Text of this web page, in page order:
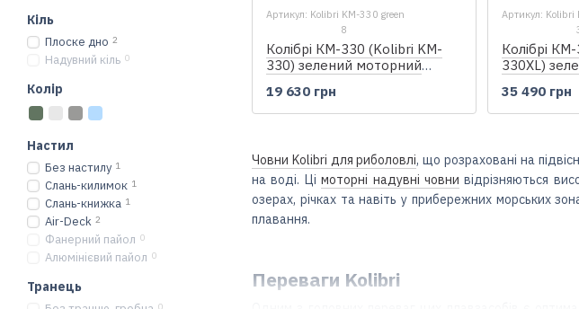
Човни Kolibri для риболовлі, що розраховані на
на воді. Цімоторні надувні човни відрізняються
озерах, річках та навіть у прибережних морських
плавання.
Переваги Kolibri
Артикул: Kolibri KM-330 green
8
Колібрі КМ-330 (Kolibri KM-
330) зелений моторний
19 630 грн
Артикул: Kolibri
Колібрі
330XL)
35 490 грн
Кіль
Плоске дно 2
Надувний кіль 0
Колір
Настил
Без настилу 1
Слань-килимок 1
Слань-книжка 1
Air-Deck 2
Фанерний пайол 0
Алюмінієвий пайол 0
Транець